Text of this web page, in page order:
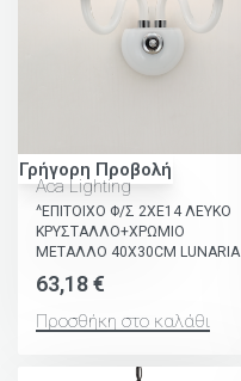
Γρήγορη Προβολή
Aca Lighting
^ΕΠΙΤΟΙΧΟ Φ/Σ 2ΧΕ14 ΛΕΥΚΟ
ΚΡΥΣΤΑΛΛΟ+ΧΡΩΜΙΟ
ΜΕΤΑΛΛΟ 40X30CM LUNARIA
63,18€
Προσθήκη στο καλάθι